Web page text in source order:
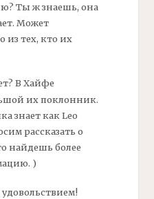
Ты ж знаешь, она
Может
из тех, кто их
В Хайфе
их поклонник.
знает как Leo
рассказать о
найдешь более
)